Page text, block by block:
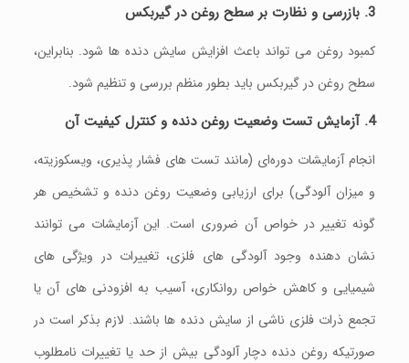
3. بازرسی و نظارت بر سطح روغن در گیربکس
کمبود روغن می‌ تواند باعث افزایش سایش دنده‌ ها شود. بنابراین،
سطح روغن در گیربکس باید بطور منظم بررسی و تنظیم شود.
4. آزمایش تست وضعیت روغن دنده و کنترل کیفیت آن
انجام آزمایشات دوره‌ای (مانند تست‌ های فشار پذیری، ویسکوزیته،
و میزان آلودگی) برای ارزیابی وضعیت روغن دنده و تشخیص هر
گونه تغییر در خواص آن ضروری است. این آزمایشات می‌ توانند
نشان‌ دهنده وجود آلودگی‌ های فلزی، تغییرات در ویژگی‌ های
شیمیایی و کاهش خواص روانکاری، آسیب به افزودنی‌ های آن یا
تجمع ذرات فلزی ناشی از سایش دنده‌ ها باشند. لازم بذکر است در
صورتیکه روغن دنده دچار آلودگی بیش از حد یا تغییرات نامطلوب